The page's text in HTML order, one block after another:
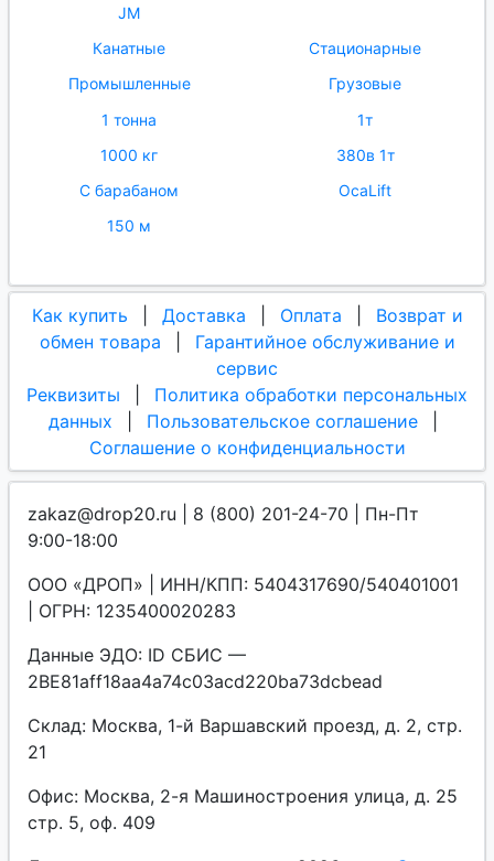
JM
Канатные
Стационарные
Промышленные
Грузовые
1 тонна
1т
1000 кг
380в 1т
С барабаном
OcaLift
150 м
Как купить Доставка Оплата
Возврат и
обмен товара
Гарантийное обслуживание и
сервис
Реквизиты
Политика обработки персональных
данных
Пользовательское соглашение
Соглашение о конфиденциальности
zakaz@drop20.ru | 8 (800) 201-24-70 | Пн-Пт
9:00-18:00
ООО «ДРОП» | ИНН/КПП: 5404317690/540401001
| ОГРН: 1235400020283
Данные ЭДО: ID СБИС —
2BE81aff18aa4a74c03acd220ba73dcbead
Склад: Москва, 1-й Варшавский проезд, д. 2, стр.
21
Офис: Москва, 2-я Машиностроения улица, д. 25
стр. 5, оф. 409